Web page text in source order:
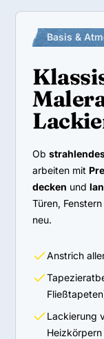
Basis &
Ob
arbeiten mit
decken und
Türen,
neu.
Anstrich
Lackierung
Heizkörpern